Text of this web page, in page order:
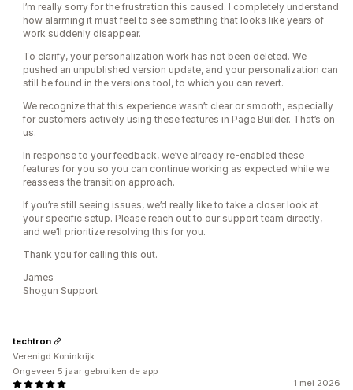
I’m really sorry for the frustration this caused. I completely understand
how alarming it must feel to see something that looks like years of
work suddenly disappear.
To clarify, your personalization work has not been deleted. We
pushed an unpublished version update, and your personalization can
still be found in the versions tool, to which you can revert.
We recognize that this experience wasn’t clear or smooth, especially
for customers actively using these features in Page Builder. That’s on
us.
In response to your feedback, we’ve already re-enabled these
features for you so you can continue working as expected while we
reassess the transition approach.
If you’re still seeing issues, we’d really like to take a closer look at
your specific setup. Please reach out to our support team directly,
and we’ll prioritize resolving this for you.
Thank you for calling this out.
James
Shogun Support
1 mei 2026
techtron
Verenigd Koninkrijk
Ongeveer 5 jaar gebruiken de app